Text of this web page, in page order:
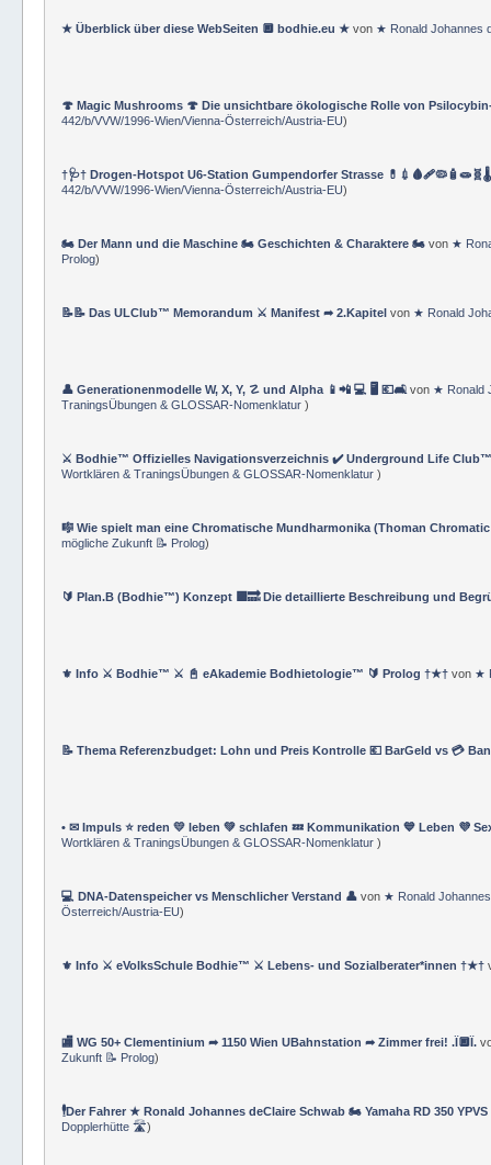
★ Überblick über diese WebSeiten 🔲 bodhie.eu ★ von ★ Ronald Johannes
🍄 Magic Mushrooms 🍄 Die unsichtbare ökologische Rolle von
442/b/VVW/1996-Wien/Vienna-Österreich/Austria-EU)
†🩺† Drogen-Hotspot U6-Station Gumpendorfer Strasse
442/b/VVW/1996-Wien/Vienna-Österreich/Austria-EU)
🏍 Der Mann und die Maschine 🏍 Geschichten & Charaktere 🏍 von ★
Prolog)
📝📝 Das ULClub™ Memorandum ⚔ Manifest ➦ 2.Kapitelvon ★ Ronald
👤 Generationenmodelle W, X, Y, ☡ und Alpha 📱📲 💻 🖥️ 💶🛋️ von ★ Ronald
TraningsÜbungen & GLOSSAR-Nomenklatur)
⚔️ Bodhie™ Offizielles Navigationsverzeichnis ✔️ Underground Life Club™
Wortklären & TraningsÜbungen & GLOSSAR-Nomenklatur)
🎼 Wie spielt man eine Chromatische Mundharmonika (Thoman
mögliche Zukunft 📝 Prolog)
🔰 Plan.B (Bodhie™) Konzept 🟪🔜 Die detaillierte Beschreibung und
⚜ Info ⚔ Bodhie™ ⚔ 📓 eAkademie Bodhietologie™ 🔰 Prolog †★†von ★
📝 Thema Referenzbudget: Lohn und Preis Kontrolle 💶 BarGeld vs 💳
• ✉ Impuls ⭐️ reden 💛 leben 💚 schlafen 💤 Kommunikation 💙 Leben 💜
Wortklären & TraningsÜbungen & GLOSSAR-Nomenklatur)
💻 DNA-Datenspeicher vs Menschlicher Verstand 👤 von ★ Ronald
Österreich/Austria-EU)
⚜ Info ⚔ eVolksSchule Bodhie™ ⚔ Lebens- und Sozialberater*innen †★†
🏬 WG 50+ Clementinium ➦ 1150 Wien UBahnstation ➦ Zimmer frei! .Ï🔲Ï.
Zukunft 📝 Prolog)
🕴Der Fahrer ★ Ronald Johannes deClaire Schwab 🏍️ Yamaha RD 350
Dopplerhütte 🛣)